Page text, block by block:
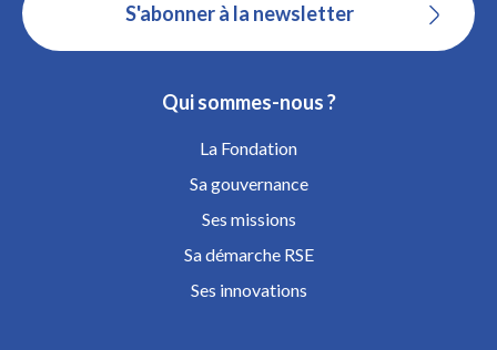
S'abonner à la newsletter
Qui sommes-nous ?
La Fondation
Sa gouvernance
Ses missions
Sa démarche RSE
Ses innovations